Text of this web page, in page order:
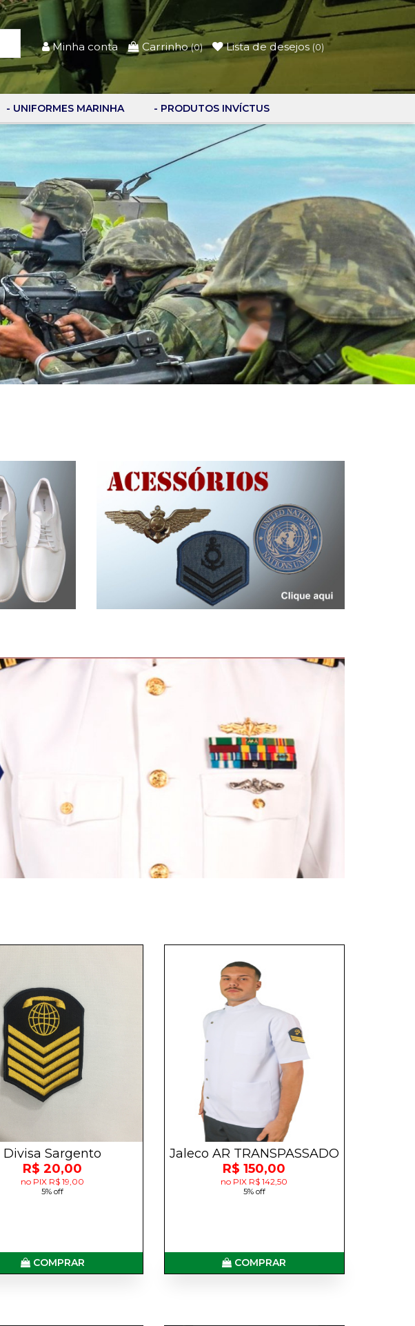
Minha conta Carrinho(0) Lista de desejos (0)
- UNIFORMES MARINHA - PRODUTOS INVÍCTUS
Divisa Sargento
R$ 20,00
no PIX R$ 19,00
5% off
COMPRAR
Jaleco AR TRANSPASSADO
R$ 150,00
no PIX R$ 142,50
5% off
COMPRAR